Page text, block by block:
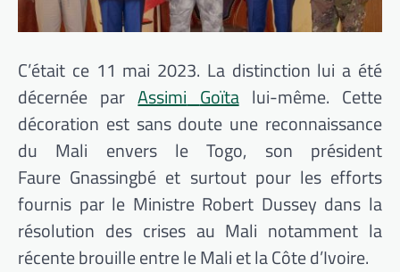
C’était ce 11 mai 2023. La distinction lui a été
décernée parAssimi Goïtalui-même. Cette
décoration est sans doute une reconnaissance
du Mali envers le Togo, son président
Faure Gnassingbé et surtout pour les efforts
fournis par le Ministre Robert Dussey dans la
résolution des crises au Mali notamment la
récente brouille entre le Mali et la Côte d’Ivoire.